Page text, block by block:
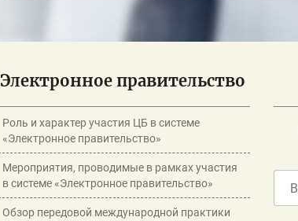
Электронное правительство
Роль и характер участия ЦБ в системе
«Электронное правительство»
Мероприятия, проводимые в рамках участия
в системе «Электронное правительство»
Обзор передовой международной практики